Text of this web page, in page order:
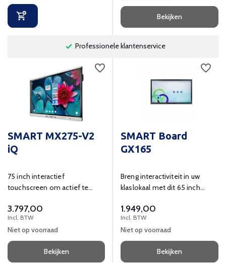
Bekijken
Professionele klantenservice
SMART MX275-V2
iQ
75 inch interactief
touchscreen om actief te
klas.
3.797,00
Incl. BTW
Niet op voorraad
Bekijken
SMART Board
GX165
Breng interactiviteit in uw
klaslokaal met dit 65 inch
board.
1.949,00
Incl. BTW
Niet op voorraad
Bekijken